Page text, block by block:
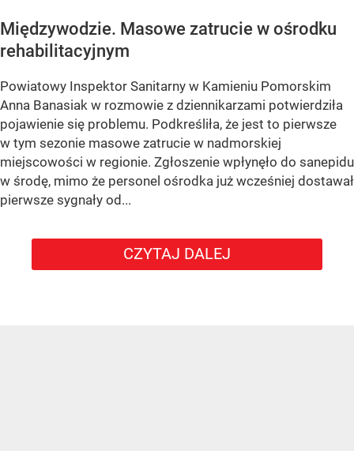
Międzywodzie. Masowe zatrucie w ośrodku
rehabilitacyjnym
Powiatowy Inspektor Sanitarny w Kamieniu Pomorskim
Anna Banasiak w rozmowie z dziennikarzami potwierdziła
pojawienie się problemu. Podkreśliła, że jest to pierwsze
w tym sezonie masowe zatrucie w nadmorskiej
miejscowości w regionie. Zgłoszenie wpłynęło do sanepidu
w środę, mimo że personel ośrodka już wcześniej dostawał
pierwsze sygnały od...
CZYTAJ DALEJ